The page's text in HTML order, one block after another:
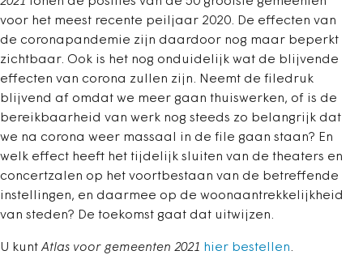
voor het meest recente peiljaar 2020. De effecten van
de coronapandemie zijn daardoor nog maar beperkt
zichtbaar. Ook is het nog onduidelijk wat de blijvende
effecten van corona zullen zijn. Neemt de filedruk
blijvend af omdat we meer gaan thuiswerken, of is de
bereikbaarheid van werk nog steeds zo belangrijk dat
we na corona weer massaal in de file gaan staan? En
welk effect heeft het tijdelijk sluiten van de theaters en
concertzalen op het voortbestaan van de betreffende
instellingen, en daarmee op de woonaantrekkelijkheid
van steden? De toekomst gaat dat uitwijzen.
U kunt Atlas voor gemeenten 2021 hier bestellen.